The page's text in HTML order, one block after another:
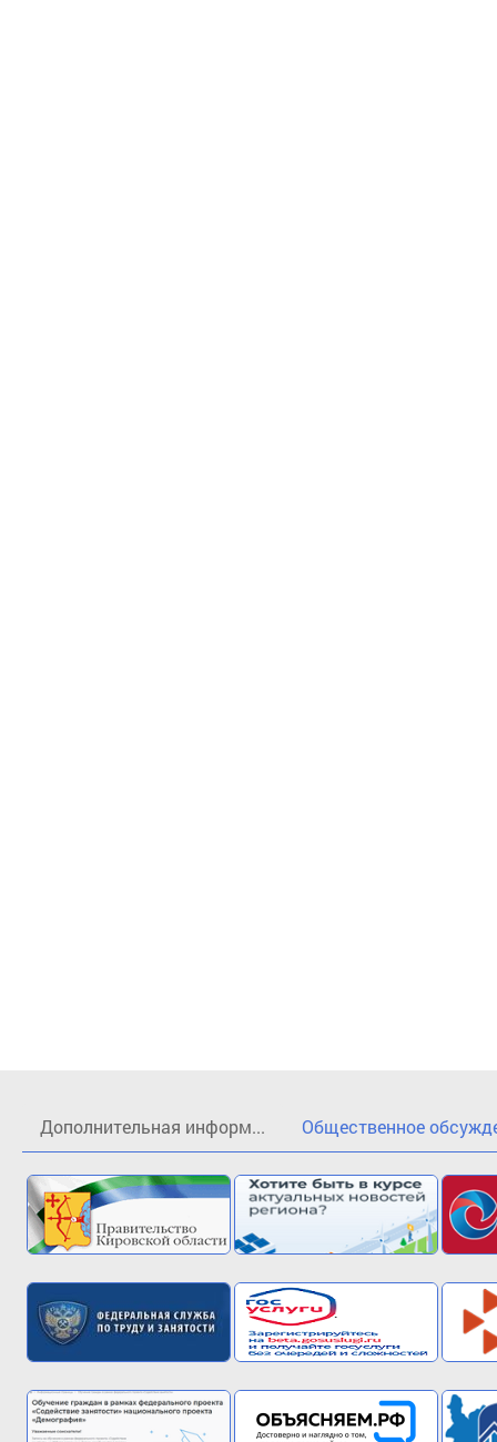
Дополнительная информ... Общественное